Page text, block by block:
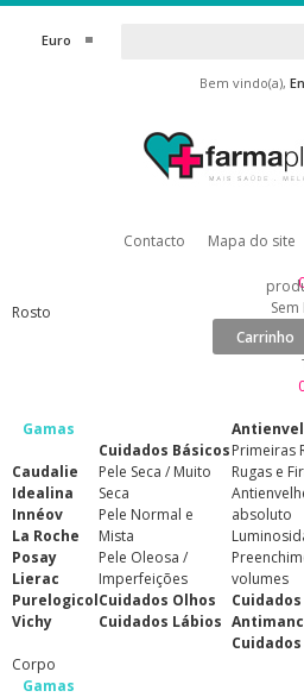
Euro
Bem vindo(a),
Contacto Mapa do site
Carrinho
Rosto
Gamas
Caudalie
Idealina
Innéov
La Roche
Posay
Lierac
Purelogicol
Vichy
Cuidados Básicos
Pele Seca / Muito
Seca
Pele Normal e
Mista
Pele Oleosa /
Imperfeições
Cuidados Olhos
Cuidados Lábios
Primeiras
Rugas e
absoluto
volumes
Cuidados
Corpo
Gamas